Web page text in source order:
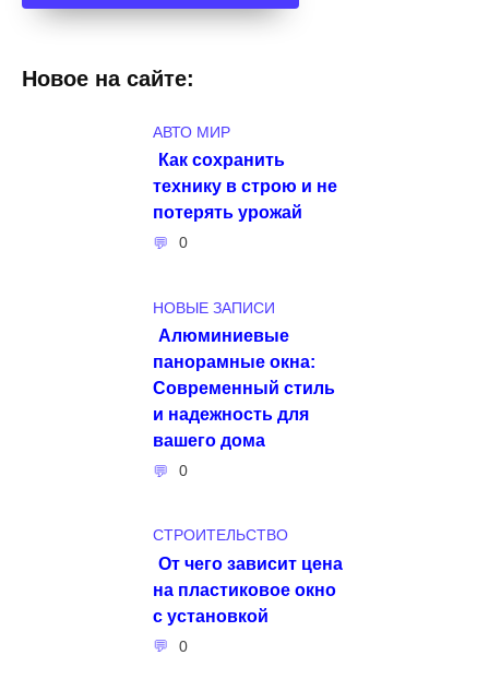
Новое на сайте:
АВТО МИР
Как сохранить
технику в строю и не
потерять урожай
0
НОВЫЕ ЗАПИСИ
Алюминиевые
панорамные окна:
Современный стиль
и надежность для
вашего дома
0
СТРОИТЕЛЬСТВО
От чего зависит цена
на пластиковое окно
с установкой
0